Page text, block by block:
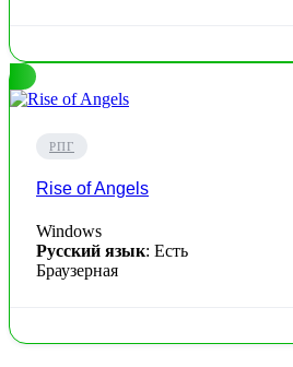
РПГ
Rise of Angels
Windows
Русский язык: Есть
Браузерная